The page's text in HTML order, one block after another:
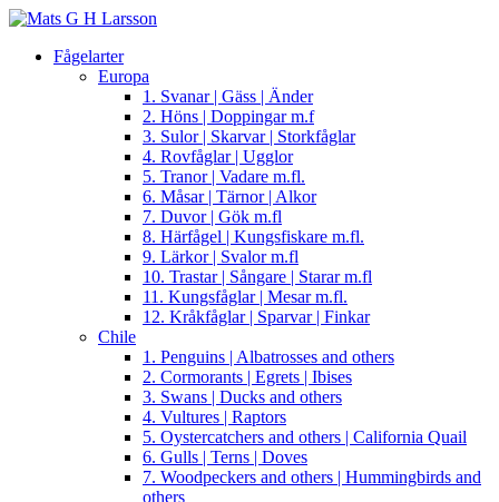
Fågelarter
Europa
1. Svanar | Gäss | Änder
2. Höns | Doppingar m.f
3. Sulor | Skarvar | Storkfåglar
4. Rovfåglar | Ugglor
5. Tranor | Vadare m.fl.
6. Måsar | Tärnor | Alkor
7. Duvor | Gök m.fl
8. Härfågel | Kungsfiskare m.fl.
9. Lärkor | Svalor m.fl
10. Trastar | Sångare | Starar m.fl
11. Kungsfåglar | Mesar m.fl.
12. Kråkfåglar | Sparvar | Finkar
Chile
1. Penguins | Albatrosses and others
2. Cormorants | Egrets | Ibises
3. Swans | Ducks and others
4. Vultures | Raptors
5. Oystercatchers and others | California Quail
6. Gulls | Terns | Doves
7. Woodpeckers and others | Hummingbirds and
others